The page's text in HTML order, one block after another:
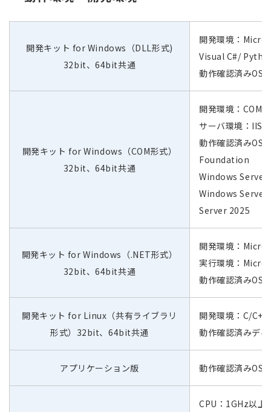
開発キット for Windows（DLL形式)
32bit、64bit共通
開発環境：
Visual C#/
動作確認済み
開発キット for Windows（COM形式）
32bit、64bit共通
開発環境：COM
サーバ環境：
動作確認済みOS
Foundation
Windows
Windows Server
Server 2025
開発キット for Windows（.NET形式）
32bit、64bit共通
開発環境：
実行環境：
動作確認済み
開発キット for Linux（共有ライブラリ
形式）32bit、64bit共通
開発環境：C/
動作確認済みデ
アプリケーション版 動作確認済み
CPU：1GHz以